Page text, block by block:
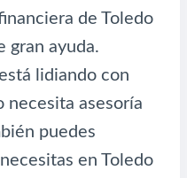
de Toledo
gran ayuda.
lidiando con
necesita asesoría
puedes
en Toledo